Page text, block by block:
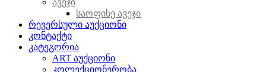
ავეჯი
საოფისე ავეჯი
რევერსული აუქციონი
კონტაქტი
კატეგორია
ART აუქციონი
კოლექციონერობა